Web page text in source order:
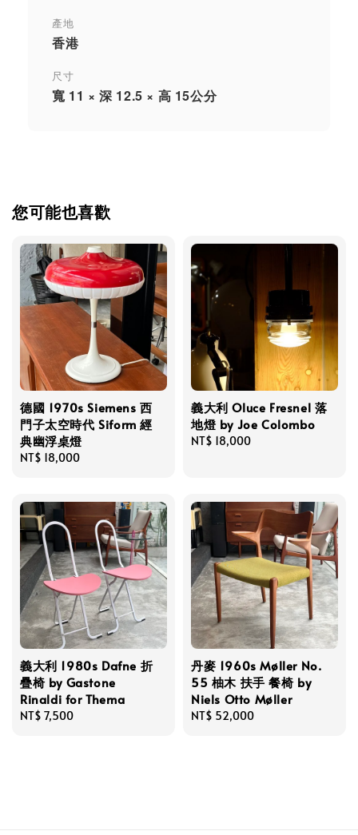
產地
香港
尺寸
寬 11 × 深 12.5 × 高 15公分
您可能也喜歡
德國 1970s Siemens 西
門子太空時代 Siform 經
典幽浮桌燈
Regular
NT$ 18,000
義大利 Oluce Fresnel 落
地燈 by Joe Colombo
Regular
NT$ 18,000
義大利 1980s Dafne 折
疊椅 by Gastone
Rinaldi for Thema
Regular
NT$ 7,500
丹麥 1960s Møller No.
55 柚木 扶手 餐椅 by
Niels Otto Møller
Regular
NT$ 52,000